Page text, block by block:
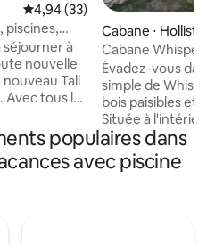
Évaluation moyenne sur la
4,94 (33)
piscines,
propre
séjourner à
nouvelle
Tall
tous les
cette
pour les
de
Cabane ⋅ Hollister
Cabane
rustique simple.
Évadez-vous
simple de
bois paisibles et
Située à
cette chambre
vos journées à
soirées à vous
populaires dans
avec piscine